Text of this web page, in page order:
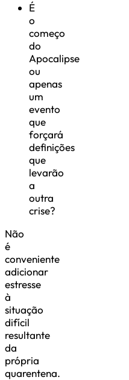
É
o
começo
do
Apocalipse
ou
apenas
um
evento
que
forçará
definições
que
levarão
a
outra
crise?
Não
é
conveniente
adicionar
estresse
à
situação
difícil
resultante
da
própria
quarentena.